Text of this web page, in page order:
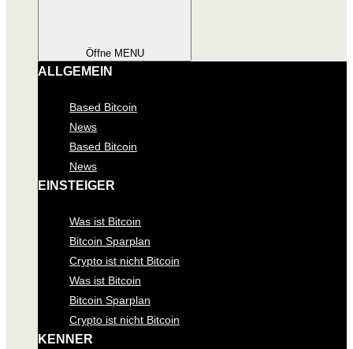
Öffne MENU
ALLGEMEIN
Based Bitcoin
News
Based Bitcoin
News
EINSTEIGER
Was ist Bitcoin
Bitcoin Sparplan
Crypto ist nicht Bitcoin
Was ist Bitcoin
Bitcoin Sparplan
Crypto ist nicht Bitcoin
KENNER